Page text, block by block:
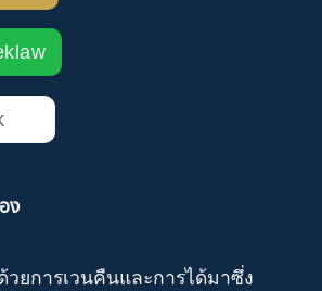
ง
ยการเวนคืนและการได้มาซึ่ง